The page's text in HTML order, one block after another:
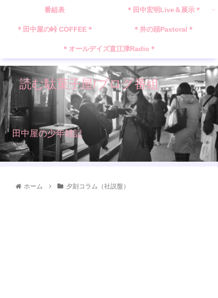
読む駄菓子屋/ブログ番組
田中屋の少年雑記
番組表 ＊田中宏明Live＆展示＊
＊田中屋の峠 COFFEE＊ ＊井の頭Pastoral＊
＊オールデイズ直江津Radio＊
ホーム 夕刻コラム（社説盤）